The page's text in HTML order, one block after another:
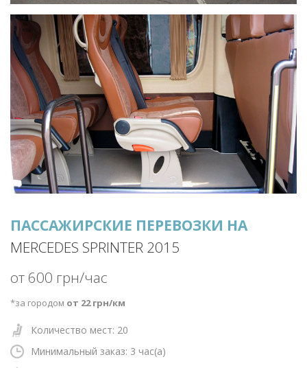
ПАССАЖИРСКИЕ ПЕРЕВОЗКИ НА
MERCEDES SPRINTER 2015
от 600 грн/час
*за городом от 22 грн/км
Количество мест: 20
Минимальный заказ: 3 час(а)